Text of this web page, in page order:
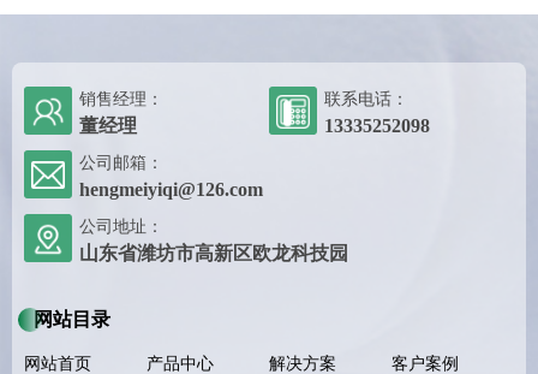
销售经理：
董经理
联系电话：
13335252098
公司邮箱：
hengmeiyiqi@126.com
公司地址：
山东省潍坊市高新区欧龙科技园
网站目录
网站首页 产品中心 解决方案
客户案例